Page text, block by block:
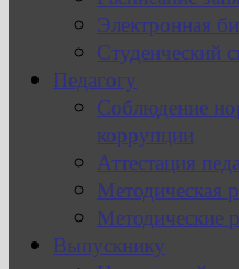
Электронная
Студенческий
Педагогу
Соблюдение
коррупции
Аттестация
Методическая
Методические
Выпускнику